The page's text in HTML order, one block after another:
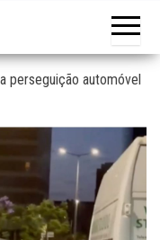
perseguição automóvel